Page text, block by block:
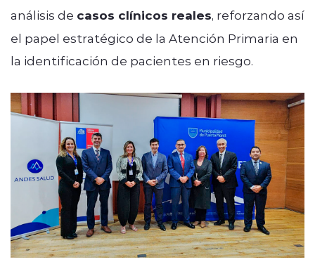
análisis de casos clínicos reales, reforzando así
el papel estratégico de la Atención Primaria en
la identificación de pacientes en riesgo.